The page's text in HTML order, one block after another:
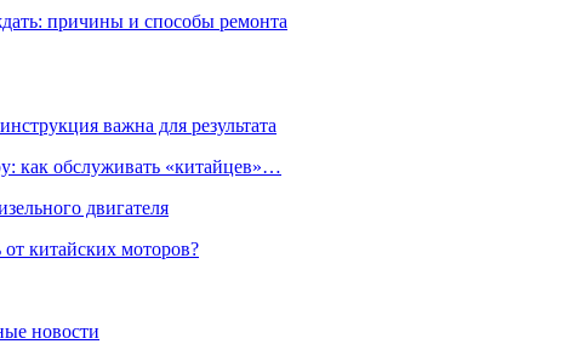
причины и способы ремонта
важна для результата
как обслуживать «китайцев»…
двигателя
китайских моторов?